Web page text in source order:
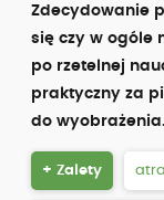
Zdecydowanie
się czy w ogóle
po rzetelnej
praktyczny za
do
+ Zalety